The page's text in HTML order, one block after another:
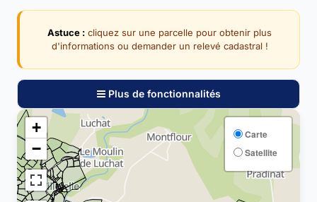
Astuce : cliquez sur une parcelle pour obtenir plus
d'informations ou demander un relevé cadastral !
Plus de fonctionnalités
+
−
Carte
Satellite